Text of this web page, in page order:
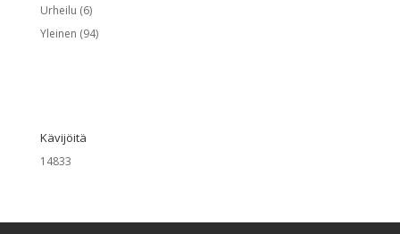
Urheilu (6)
Yleinen (94)
Kävijöitä
14833